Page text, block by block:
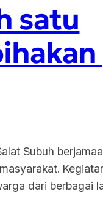
satu
Subuh
dari berbagai